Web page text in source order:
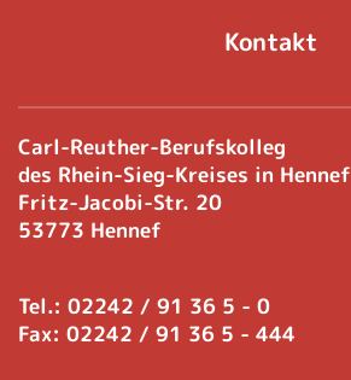
Kontakt
Carl-Reuther-Berufskolleg
des Rhein-Sieg-Kreises in Hennef
Fritz-Jacobi-Str. 20
53773 Hennef
Tel.: 02242 / 91 36 5 - 0
Fax: 02242 / 91 36 5 - 444